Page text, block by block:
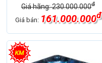
Giá hãng: 230.000.000đ
Giá bán: 161.000.000đ